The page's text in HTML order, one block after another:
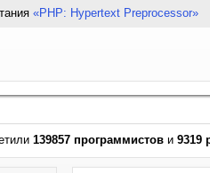
«PHP: Hypertext Preprocessor»
139857 программистов и 9319